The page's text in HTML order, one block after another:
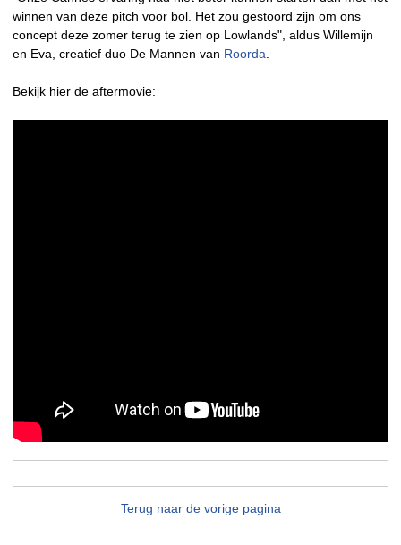
winnen van deze pitch voor bol. Het zou gestoord zijn om ons
concept deze zomer terug te zien op Lowlands", aldus Willemijn
en Eva, creatief duo De Mannen van Roorda
Bekijk hier de aftermovie:
Terug naar de vorige pagina